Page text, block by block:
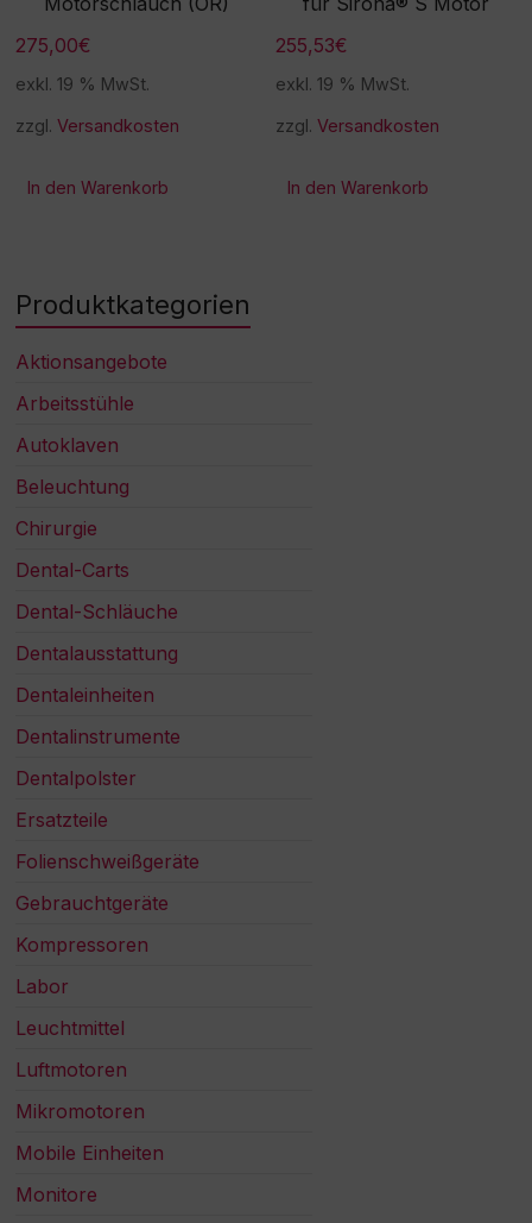
275,00€
exkl. 19 % MwSt.
zzgl.Versandkosten
In den Warenkorb
255,53€
exkl. 19 % MwSt.
zzgl.Versandkosten
In den Warenkorb
Produktkategorien
Aktionsangebote
Arbeitsstühle
Autoklaven
Beleuchtung
Chirurgie
Dental-Carts
Dental-Schläuche
Dentalausstattung
Dentaleinheiten
Dentalinstrumente
Dentalpolster
Ersatzteile
Folienschweißgeräte
Gebrauchtgeräte
Kompressoren
Labor
Leuchtmittel
Luftmotoren
Mikromotoren
Mobile Einheiten
Monitore